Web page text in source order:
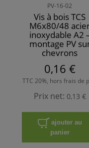
PV-16-02
Vis à bois TCS
M6x80/48
inoxydable A2
montage PV
chevrons
0,16 €
TTC 20%, hors frais de
Prix net: 0,13 €
ajouter au
panier